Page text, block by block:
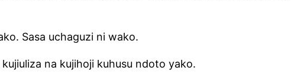
Sasa uchaguzi ni wako.
na kujihoji kuhusu ndoto yako.